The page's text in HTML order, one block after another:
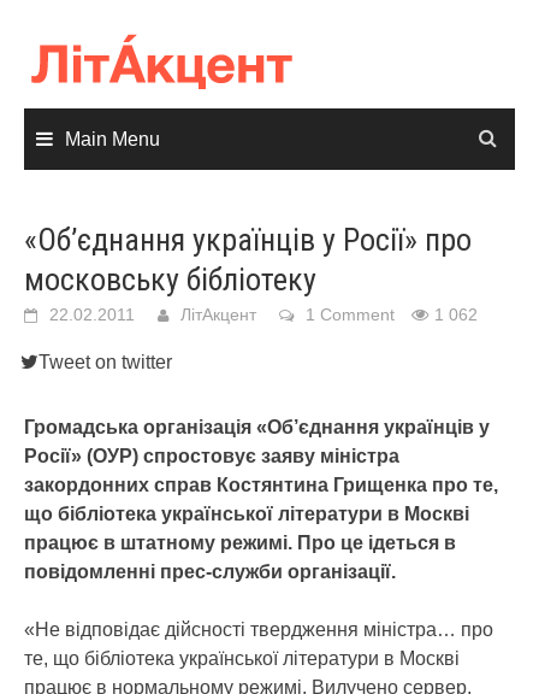
content
Main Menu
«Об’єднання українців у Росії» про
московську бібліотеку
22.02.2011 ЛітАкцент 1 Comment 1 062
Tweet on twitter
Громадська організація «Об’єднання українців у
Росії» (ОУР) спростовує заяву міністра
закордонних справ Костянтина Грищенка про те,
що бібліотека української літератури в Москві
працює в штатному режимі. Про це ідеться в
повідомленні прес-служби організації.
«Не відповідає дійсності твердження міністра… про
те, що бібліотека української літератури в Москві
працює в нормальному режимі. Вилучено сервер,